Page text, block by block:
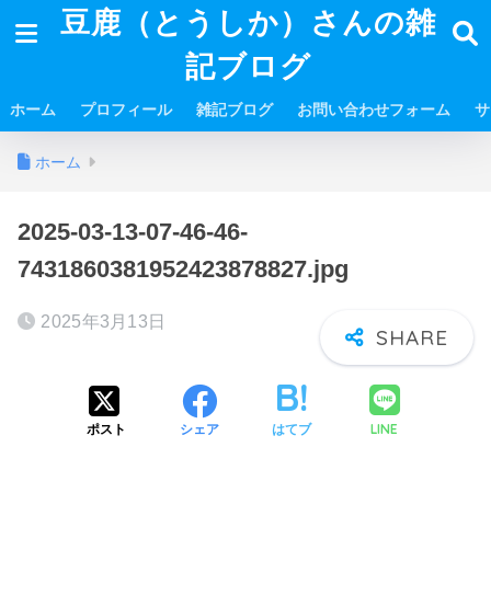
豆鹿（とうしか）さんの雑
記ブログ
ホーム プロフィール 雑記ブログ お問い合わせフォーム
ホーム
2025-03-13-07-46-46-
7431860381952423878827.jpg
2025年3月13日
ポスト シェア はてブ LINE